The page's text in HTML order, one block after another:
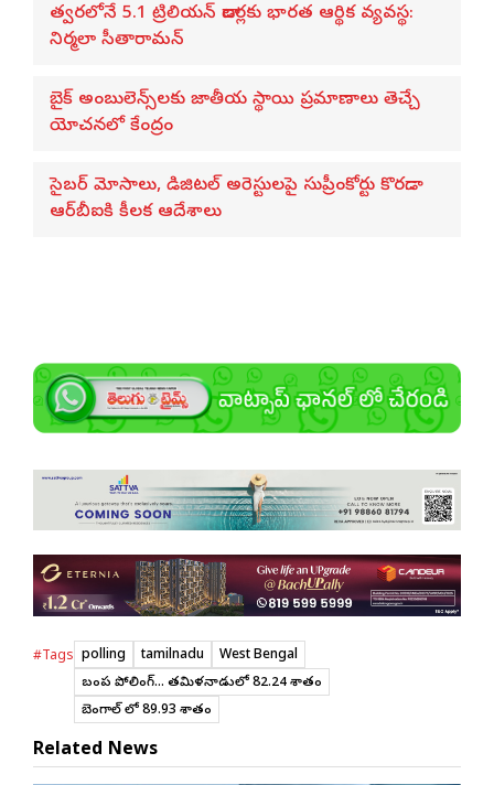
త్వరలోనే 5.1 ట్రిలియన్ డాలర్లకు భారత ఆర్థిక వ్యవస్థ:
నిర్మలా సీతారామన్
బైక్ అంబులెన్స్‌లకు జాతీయ స్థాయి ప్రమాణాలు తెచ్చే
యోచనలో కేంద్రం
సైబర్ మోసాలు, డిజిటల్ అరెస్టులపై సుప్రీంకోర్టు కొరడా..
ఆర్‌బీఐకి కీలక ఆదేశాలు
#Tags polling tamilnadu
West Bengal
బంపర్ పోలింగ్... తమిళనాడులో 82.24 శాతం
బెంగాల్ లో 89.93 శాతం
Related News